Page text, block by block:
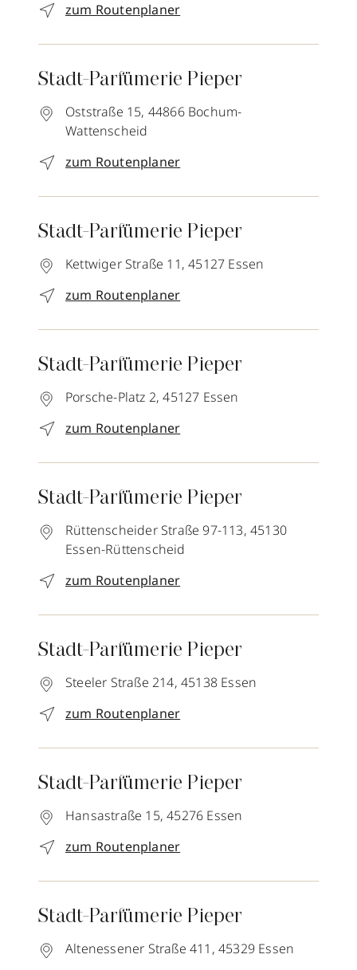
zum Routenplaner
Stadt-Parfümerie Pieper
Oststraße 15, 44866 Bochum-
Wattenscheid
zum Routenplaner
Stadt-Parfümerie Pieper
Kettwiger Straße 11, 45127 Essen
zum Routenplaner
Stadt-Parfümerie Pieper
Porsche-Platz 2, 45127 Essen
zum Routenplaner
Stadt-Parfümerie Pieper
Rüttenscheider Straße 97-113, 45130
Essen-Rüttenscheid
zum Routenplaner
Stadt-Parfümerie Pieper
Steeler Straße 214, 45138 Essen
zum Routenplaner
Stadt-Parfümerie Pieper
Hansastraße 15, 45276 Essen
zum Routenplaner
Stadt-Parfümerie Pieper
Altenessener Straße 411, 45329 Essen